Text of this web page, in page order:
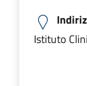
Istituto